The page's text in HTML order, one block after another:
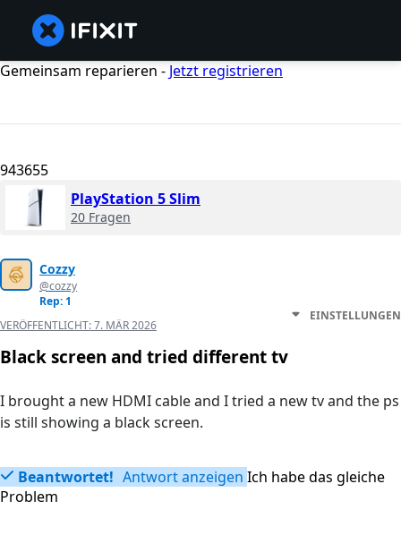
Gemeinsam reparieren - Jetzt registrieren
943655
PlayStation 5 Slim
20 Fragen
Cozzy
@cozzy
Rep: 1
VERÖFFENTLICHT:7. MÄR 2026
EINSTELLUNGEN
Black screen and tried different tv
I brought a new HDMI cable and I tried a new tv and the ps
is still showing a black screen.
Beantwortet! Antwort anzeigen Ich habe das gleiche
Problem